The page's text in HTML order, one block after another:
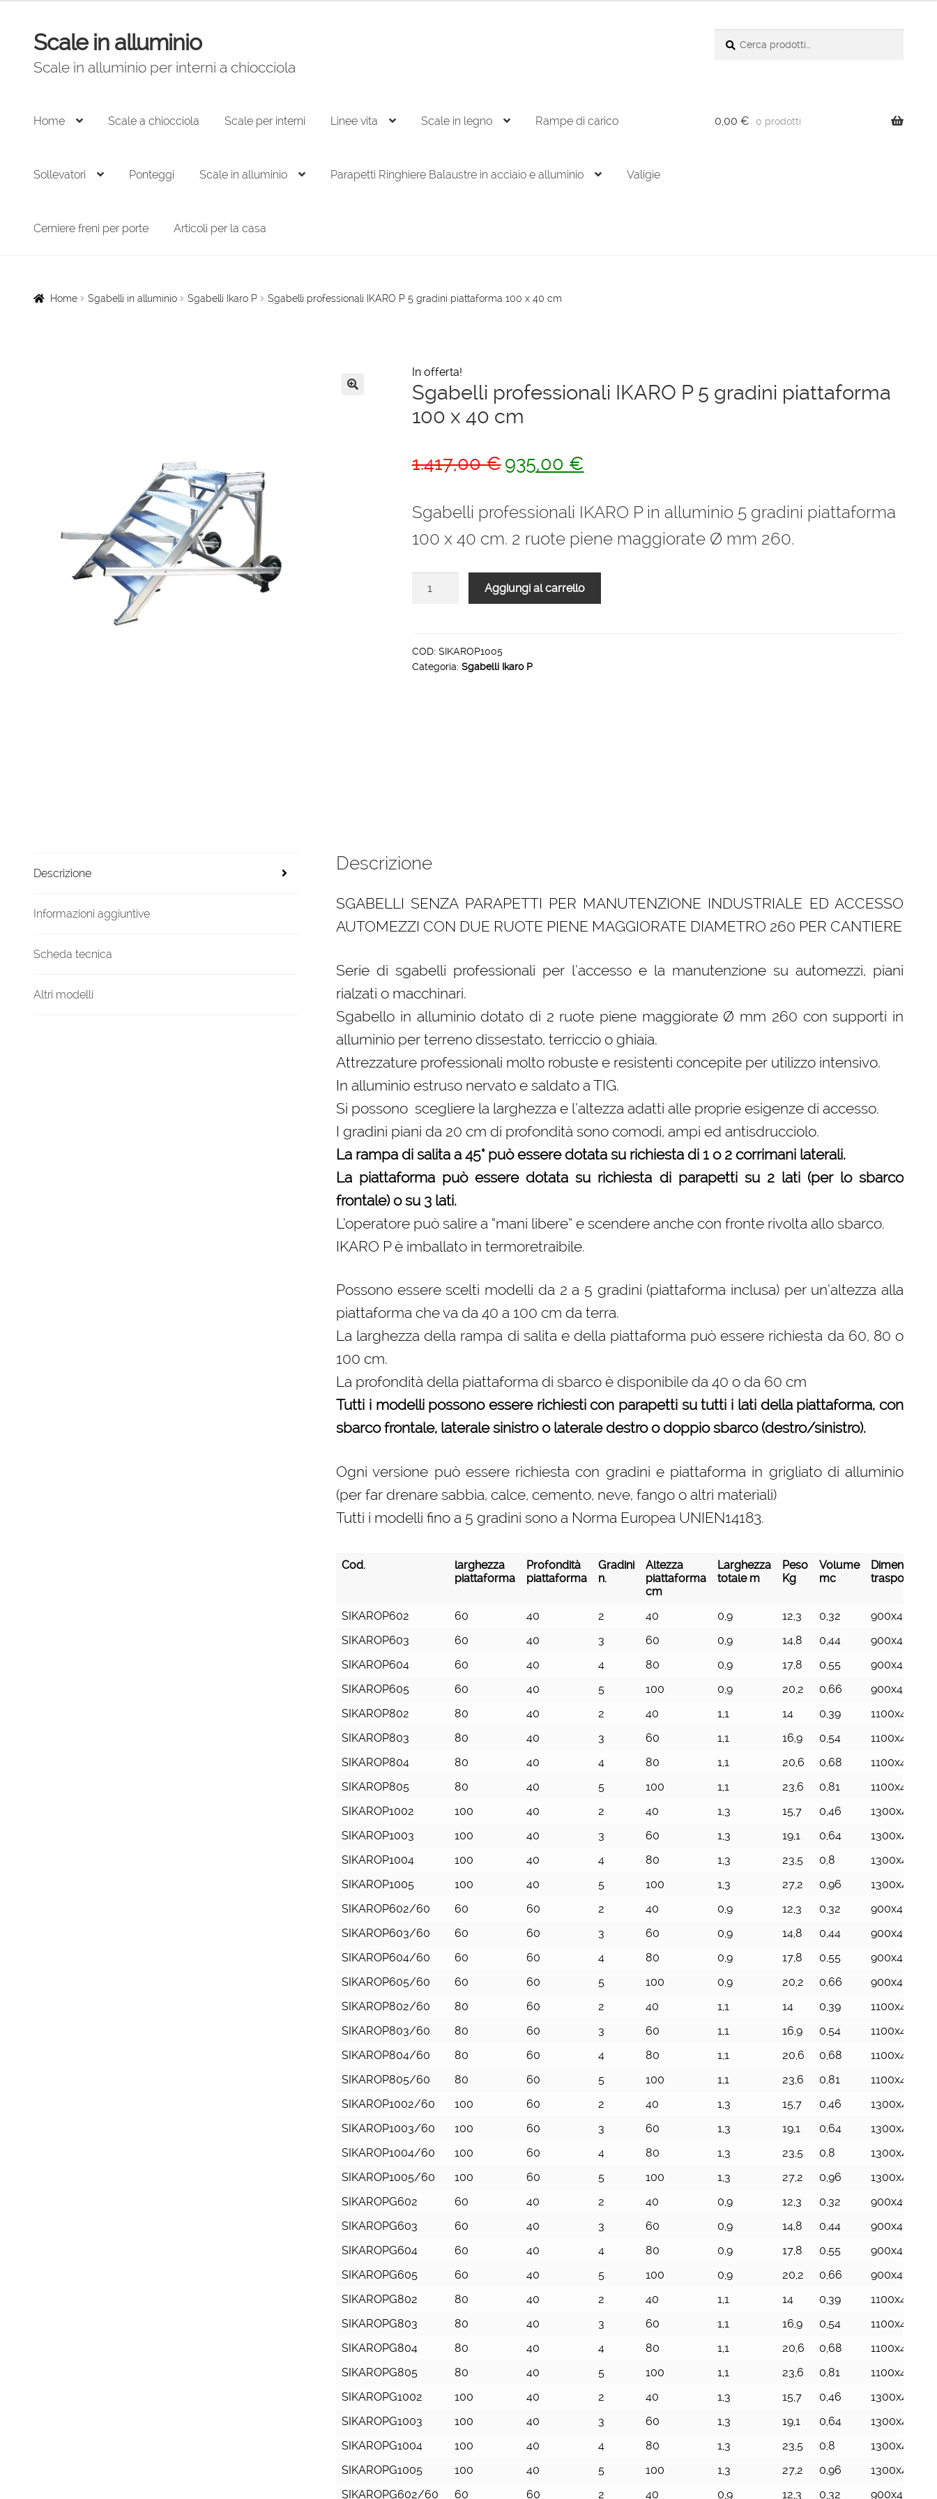
Vai
alla
navigazione
Vai
al
contenuto
Scale in alluminio
Scale in alluminio per interni a chiocciola
Home Scale a chiocciola Scale per interni Linee vita Scale in legno Rampe di carico
Sollevatori Ponteggi Scale in alluminio Parapetti Ringhiere Balaustre in acciaio e alluminio Valigie
Cerniere freni per porte Articoli per la casa
0,00 € 0 prodotti
Home Sgabelli in alluminio Sgabelli Ikaro P Sgabelli professionali IKARO P 5 gradini piattaforma 100 x 40 cm
In offerta!
Sgabelli professionali IKARO P 5 gradini piattaforma
100 x 40 cm
1.417,00€ Il
originale
1.417,00 €.
935,00 €
attuale
935,00 €.
Sgabelli professionali IKARO P in alluminio 5 gradini piattaforma
100 x 40 cm. 2 ruote piene maggiorate Ø mm 260.
5
gradini
Aggiungi al carrello
COD: SIKAROP1005
Categoria: Sgabelli Ikaro P
Descrizione
Informazioni aggiuntive
Scheda tecnica
Altri modelli
Descrizione
SGABELLI SENZA PARAPETTI PER MANUTENZIONE INDUSTRIALE ED ACCESSO
AUTOMEZZI CON DUE RUOTE PIENE MAGGIORATE DIAMETRO 260 PER CANTIERE
Serie di sgabelli professionali per l’accesso e la manutenzione su automezzi, piani
rialzati o macchinari.
Sgabello in alluminio dotato di 2 ruote piene maggiorate Ø mm 260 con supporti in
alluminio per terreno dissestato, terriccio o ghiaia.
Attrezzature professionali molto robuste e resistenti concepite per utilizzo intensivo.
In alluminio estruso nervato e saldato a TIG.
Si possono scegliere la larghezza e l’altezza adatti alle proprie esigenze di accesso.
I gradini piani da 20 cm di profondità sono comodi, ampi ed antisdrucciolo.
La rampa di salita a 45° può essere dotata su richiesta di 1 o 2 corrimani laterali.
La piattaforma può essere dotata su richiesta di parapetti su 2 lati (per lo sbarco
frontale) o su 3 lati.
L’operatore può salire a “mani libere” e scendere anche con fronte rivolta allo sbarco.
IKARO P è imballato in termoretraibile.
Possono essere scelti modelli da 2 a 5 gradini (piattaforma inclusa) per un’altezza alla
piattaforma che va da 40 a 100 cm da terra.
La larghezza della rampa di salita e della piattaforma può essere richiesta da 60, 80 o
100 cm.
La profondità della piattaforma di sbarco è disponibile da 40 o da 60 cm
Tutti i modelli possono essere richiesti con parapetti su tutti i lati della piattaforma, con
sbarco frontale, laterale sinistro o laterale destro o doppio sbarco (destro/sinistro).
Ogni versione può essere richiesta con gradini e piattaforma in grigliato di alluminio
(per far drenare sabbia, calce, cemento, neve, fango o altri materiali)
Tutti i modelli fino a 5 gradini sono a Norma Europea UNIEN14183.
Cod.
larghezza
piattaforma
Profondità
piattaforma
Gradini
n.
Altezza
piattaforma
cm
Larghezza
totale m
Peso
Kg
Volume
mc
Dimensioni
trasporto
Cod.
larghezza
piattaforma
Profondità
piattaforma
Gradini
n.
Altezza
piattaforma
cm
Larghezza
totale m
Peso
Kg
Volume
mc
Dimensioni
trasporto
SIKAROP602 60 40 2 40 0,9 12,3 0,32
SIKAROP603
60 40 3 60 0,9 14,8 0,44
SIKAROP604
60 40 4 80 0,9 17,8 0,55
SIKAROP605
60 40 5 100 0,9 20,2 0,66
SIKAROP802
80 40 2 40 1,1 14 0,39
SIKAROP803
80 40 3 60 1,1 16,9 0,54
SIKAROP804
80 40 4 80 1,1 20,6 0,68
SIKAROP805
80 40 5 100 1,1 23,6 0,81
SIKAROP1002
100 40 2 40 1,3 15,7 0,46
SIKAROP1003
100 40 3 60 1,3 19,1 0,64
SIKAROP1004
100 40 4 80 1,3 23,5 0,8
SIKAROP1005
100 40 5 100 1,3 27,2 0,96
SIKAROP602/60
60 60 2 40 0,9 12,3 0,32
SIKAROP603/60
60 60 3 60 0,9 14,8 0,44
SIKAROP604/60
60 60 4 80 0,9 17,8 0,55
SIKAROP605/60
60 60 5 100 0,9 20,2 0,66
SIKAROP802/60
80 60 2 40 1,1 14 0,39
SIKAROP803/60
80 60 3 60 1,1 16,9 0,54
SIKAROP804/60
80 60 4 80 1,1 20,6 0,68
SIKAROP805/60
80 60 5 100 1,1 23,6 0,81
SIKAROP1002/60
100 60 2 40 1,3 15,7 0,46
SIKAROP1003/60
100 60 3 60 1,3 19,1 0,64
SIKAROP1004/60
100 60 4 80 1,3 23,5 0,8
SIKAROP1005/60
100 60 5 100 1,3 27,2 0,96
SIKAROPG602
60 40 2 40 0,9 12,3 0,32
SIKAROPG603
60 40 3 60 0,9 14,8 0,44
SIKAROPG604
60 40 4 80 0,9 17,8 0,55
SIKAROPG605
60 40 5 100 0,9 20,2 0,66
SIKAROPG802
80 40 2 40 1,1 14 0,39
SIKAROPG803
80 40 3 60 1,1 16,9 0,54
SIKAROPG804
80 40 4 80 1,1 20,6 0,68
SIKAROPG805
80 40 5 100 1,1 23,6 0,81
SIKAROPG1002
100 40 2 40 1,3 15,7 0,46
SIKAROPG1003
100 40 3 60 1,3 19,1 0,64
SIKAROPG1004
100 40 4 80 1,3 23,5 0,8
SIKAROPG1005
100 40 5 100 1,3 27,2 0,96
SIKAROPG602/60
60 60 2 40 0,9 12,3 0,32
1.417,00 €.935,00 €.